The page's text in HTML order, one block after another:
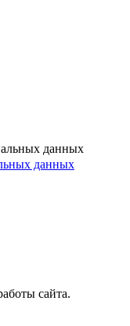
данных
данных
сайта.